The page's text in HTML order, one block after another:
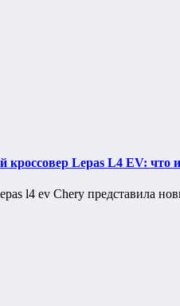
Lepas L4 EV: что
l4 ev Chery представила